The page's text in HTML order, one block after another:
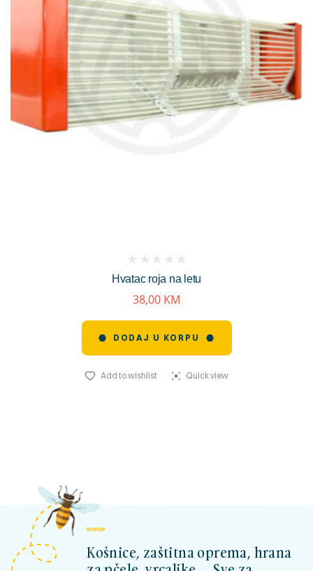
Hvatac roja na letu
reviews)
38,00 KM
DODAJ U KORPU
Add to wishlist Quick view
kosnicashop.ba
Košnice, zaštitna oprema, hrana